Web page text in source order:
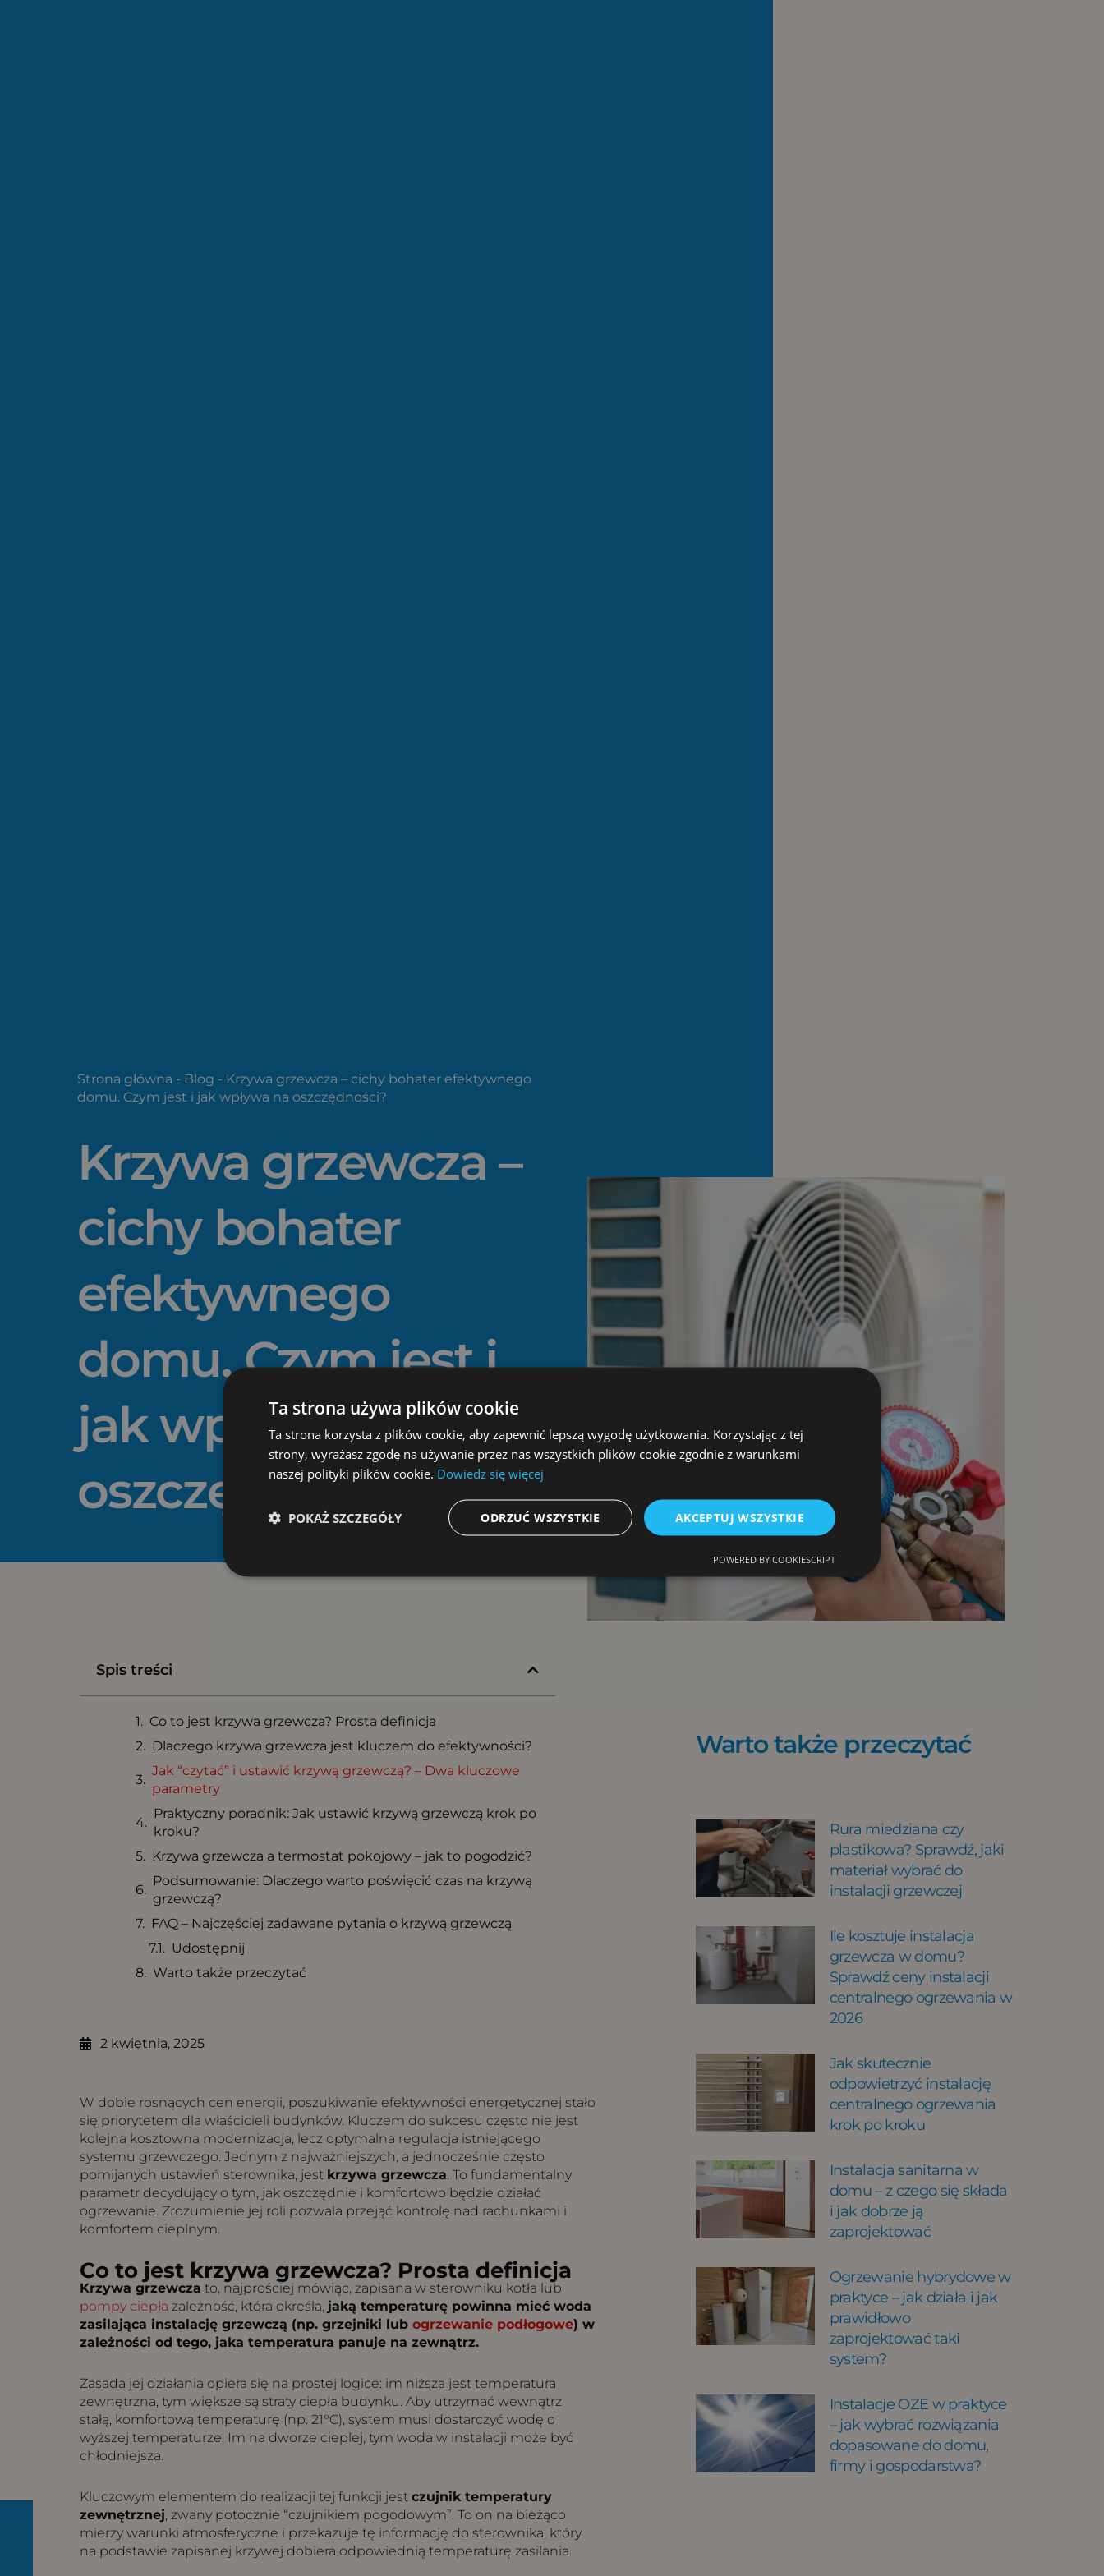
Strona główna - Blog - Krzywa grzewcza – cichy bohater efektywnego
domu. Czym jest i jak wpływa na oszczędności?
Krzywa grzewcza –
cichy bohater
efektywnego
domu. Czym jest i
jak wpływa na
oszczędności?
Spis treści
Co to jest krzywa grzewcza? Prosta definicja
Dlaczego krzywa grzewcza jest kluczem do efektywności?
Jak “czytać” i ustawić krzywą grzewczą? – Dwa kluczowe
parametry
Praktyczny poradnik: Jak ustawić krzywą grzewczą krok po
kroku?
Krzywa grzewcza a termostat pokojowy – jak to pogodzić?
Podsumowanie: Dlaczego warto poświęcić czas na krzywą
grzewczą?
FAQ – Najczęściej zadawane pytania o krzywą grzewczą
Udostępnij
Warto także przeczytać
2 kwietnia, 2025
W dobie rosnących cen energii, poszukiwanie efektywności energetycznej stało
się priorytetem dla właścicieli budynków. Kluczem do sukcesu często nie jest
kolejna kosztowna modernizacja, lecz optymalna regulacja istniejącego
systemu grzewczego. Jednym z najważniejszych, a jednocześnie często
pomijanych ustawień sterownika, jest krzywa grzewcza. To fundamentalny
parametr decydujący o tym, jak oszczędnie i komfortowo będzie działać
ogrzewanie. Zrozumienie jej roli pozwala przejąć kontrolę nad rachunkami i
komfortem cieplnym.
Co to jest krzywa grzewcza? Prosta definicja
Krzywa grzewcza to, najprościej mówiąc, zapisana w sterowniku kotła lub
pompy ciepła zależność, która określa, jaką temperaturę powinna mieć woda
zasilająca instalację grzewczą (np. grzejniki lub ogrzewanie podłogowe) w
zależności od tego, jaka temperatura panuje na zewnątrz.
Zasada jej działania opiera się na prostej logice: im niższa jest temperatura
zewnętrzna, tym większe są straty ciepła budynku. Aby utrzymać wewnątrz
stałą, komfortową temperaturę (np. 21°C), system musi dostarczyć wodę o
wyższej temperaturze. Im na dworze cieplej, tym woda w instalacji może być
chłodniejsza.
Kluczowym elementem do realizacji tej funkcji jest czujnik temperatury
zewnętrznej, zwany potocznie “czujnikiem pogodowym”. To on na bieżąco
mierzy warunki atmosferyczne i przekazuje tę informację do sterownika, który
na podstawie zapisanej krzywej dobiera odpowiednią temperaturę zasilania.
Warto także przeczytać
Rura miedziana czy
plastikowa? Sprawdź, jaki
materiał wybrać do
instalacji grzewczej
Ile kosztuje instalacja
grzewcza w domu?
Sprawdź ceny instalacji
centralnego ogrzewania w
2026
Jak skutecznie
odpowietrzyć instalację
centralnego ogrzewania
krok po kroku
Instalacja sanitarna w
domu – z czego się składa
i jak dobrze ją
zaprojektować
Ogrzewanie hybrydowe w
praktyce – jak działa i jak
prawidłowo
zaprojektować taki
system?
Instalacje OZE w praktyce
– jak wybrać rozwiązania
dopasowane do domu,
firmy i gospodarstwa?
Ta strona używa plików cookie
Ta strona korzysta z plików cookie, aby zapewnić lepszą wygodę użytkowania. Korzystając z tej
strony, wyrażasz zgodę na używanie przez nas wszystkich plików cookie zgodnie z warunkami
naszej polityki plików cookie. Dowiedz się więcej
AKCEPTUJ WSZYSTKIE
ODRZUĆ WSZYSTKIE
POKAŻ SZCZEGÓŁY
POWERED BY COOKIESCRIPT